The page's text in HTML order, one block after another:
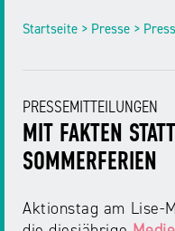
Startseite > Presse >
PRESSEMITTEILUNGEN
MIT FAKTEN
SOMMERFERIEN
Aktionstag am Lise-